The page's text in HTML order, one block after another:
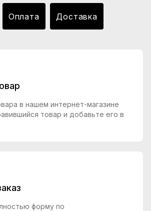
Оплата Доставка
в нашем интернет-магазине
товар и добавьте его в
форму по